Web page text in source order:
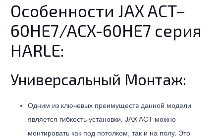
Особенности JAX ACT–
60HE7/ACX-60HE7 серия
HARLE:
Универсальный Монтаж:
Одним из ключевых преимуществ данной модели
является гибкость установки. JAX ACT можно
монтировать как под потолком, так и на полу. Это